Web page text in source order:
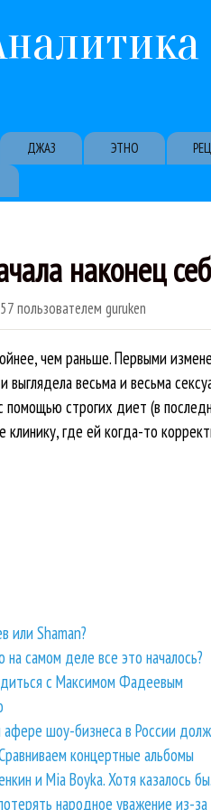
ДЖАЗ ЭТНО
наконец
пользователем guruken
чем раньше. Первыми
весьма и весьма
помощью строгих диет (в
где ей когда-то
или Shaman?
самом деле все это началось?
с Максимом Фадеевым
шоу-бизнеса в России
концертные альбомы
и Mia Boyka. Хотя казалось
народное уважение из-